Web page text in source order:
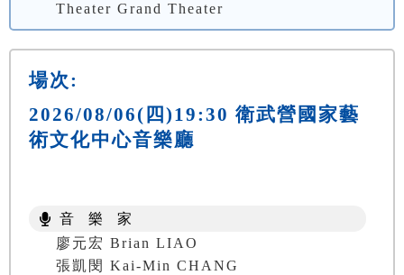
Theater Grand Theater
場次:
2026/08/06(四)19:30 衛武營國家藝
術文化中心音樂廳
音 樂 家
廖元宏 Brian LIAO
張凱閔 Kai-Min CHANG